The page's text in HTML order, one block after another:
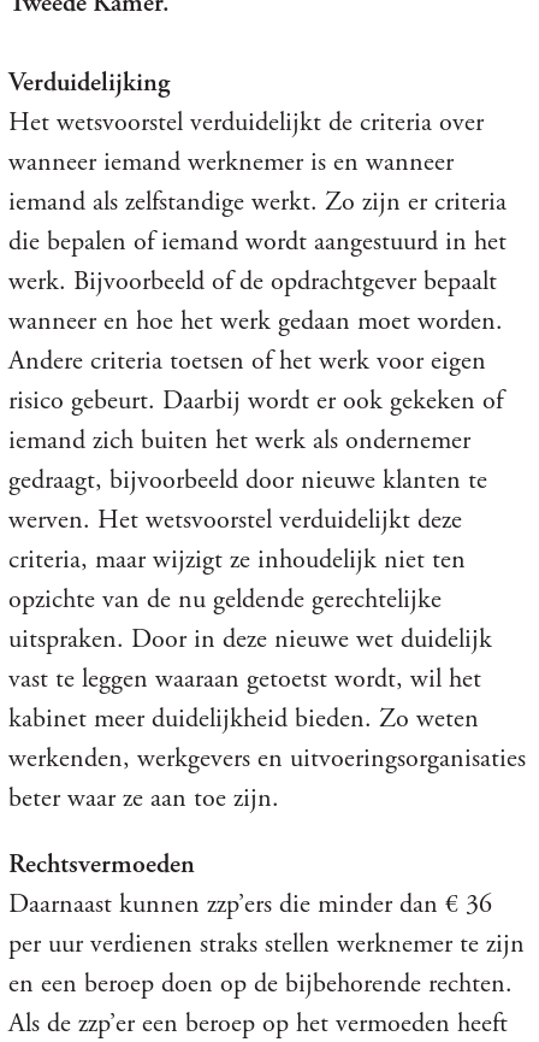
Verduidelijking
Het wetsvoorstel verduidelijkt de criteria over
wanneer iemand werknemer is en wanneer
iemand als zelfstandige werkt. Zo zijn er criteria
die bepalen of iemand wordt aangestuurd in het
werk. Bijvoorbeeld of de opdrachtgever bepaalt
wanneer en hoe het werk gedaan moet worden.
Andere criteria toetsen of het werk voor eigen
risico gebeurt. Daarbij wordt er ook gekeken of
iemand zich buiten het werk als ondernemer
gedraagt, bijvoorbeeld door nieuwe klanten te
werven. Het wetsvoorstel verduidelijkt deze
criteria, maar wijzigt ze inhoudelijk niet ten
opzichte van de nu geldende gerechtelijke
uitspraken. Door in deze nieuwe wet duidelijk
vast te leggen waaraan getoetst wordt, wil het
kabinet meer duidelijkheid bieden. Zo weten
werkenden, werkgevers en uitvoeringsorganisaties
beter waar ze aan toe zijn.
Rechtsvermoeden
Daarnaast kunnen zzp’ers die minder dan € 36
per uur verdienen straks stellen werknemer te zijn
en een beroep doen op de bijbehorende rechten.
Als de zzp’er een beroep op het vermoeden heeft